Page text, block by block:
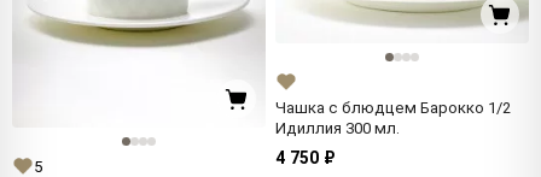
5
Чашка с блюдцем Барокко 1/2
Идиллия 300 мл.
4 750 ₽